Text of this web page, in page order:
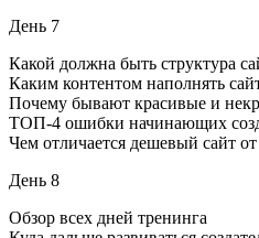
День 7
Какой должна быть структура
Каким контентом наполнять
Почему бывают красивые и
ТОП-4 ошибки начинающих
Чем отличается дешевый сайт
День 8
Обзор всех дней тренинга